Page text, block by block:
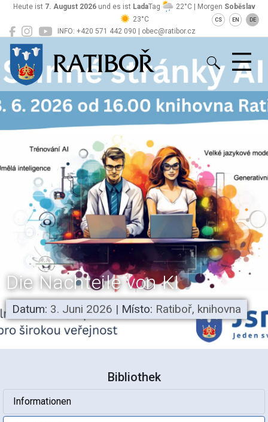
INFO: +420 571 442 090 | obec@ratibor.cz
Heute ist 7. August 2026und es ist LadaTag 22°C | Morgen Soběslav
23°C
CS EN DE
Ratiboř
Die Nachteile von KI
Datum: 3. Juni 2026 | Místo: Ratiboř, knihovna
Bibliothek
Informationen